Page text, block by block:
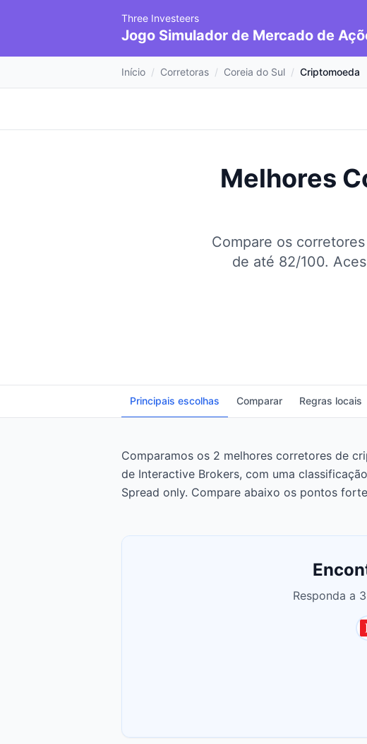
Three Investeers
Jogo Simulador de Mercado de
Início / Corretoras / Coreia do Sul / Criptomoeda
Melhores
Compare os
de até 82/100.
Principais escolhas Comparar Regras locais
Comparamos os 2 melhores corretores de
de Interactive Brokers, com uma
Spread only. Compare abaixo os pontos
Responda a